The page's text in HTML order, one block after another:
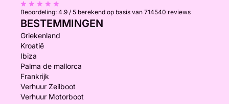
Beoordeling: 4.9 / 5 berekend op basis van 714540 reviews
BESTEMMINGEN
Griekenland
Kroatië
Ibiza
Palma de mallorca
Frankrijk
Verhuur Zeilboot
Verhuur Motorboot